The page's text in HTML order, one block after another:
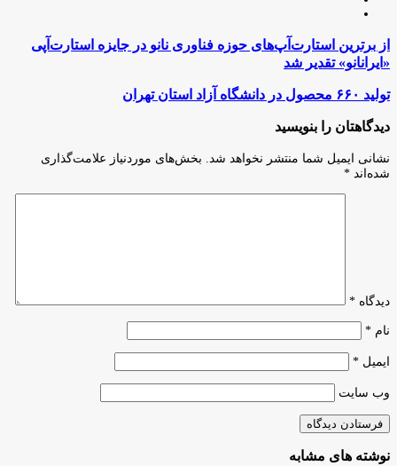
از
برترین
استارت‌آپ‌های
حوزه
فناوری
در
استارت‌آپی
«ایرانانو»
از برترین استارت‌آپ‌های حوزه فناوری نانو در جایزه استارت‌آپی
«ایرانانو» تقدیر شد
تولید
محصول
دانشگاه
آزاد
تولید ۶۶۰ محصول در دانشگاه آزاد استان تهران
دیدگاهتان را بنویسید
نشانی ایمیل شما منتشر نخواهد شد.
بخش‌های موردنیاز علامت‌گذاری
شده‌اند *
دیدگاه *
نام *
ایمیل *
وب‌ سایت
نوشته های مشابه